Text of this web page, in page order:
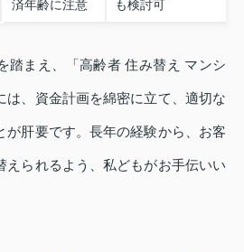
済年齢に注意
も検討可
踏まえ、「高齢者 住み替え マンシ
は、資金計画を綿密に立て、適切な
が肝要です。長年の経験から、お客
えられるよう、私どもがお手伝いい